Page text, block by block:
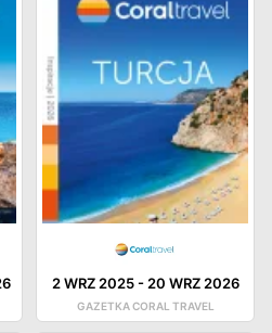
2 WRZ 2025- 20 WRZ 2026
GAZETKA CORAL TRAVEL